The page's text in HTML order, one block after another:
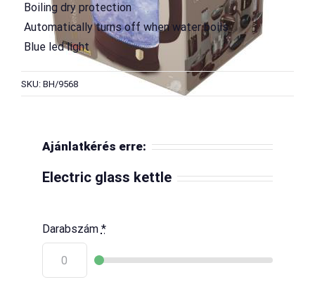
 Boiling dry protection
 Automatically turns off when water boils
 Blue led light
SKU: BH/9568
Ajánlatkérés erre:
Electric glass kettle
Darabszám *